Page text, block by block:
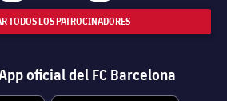
TODOS LOS PATROCINADORES
oficial del FC Barcelona